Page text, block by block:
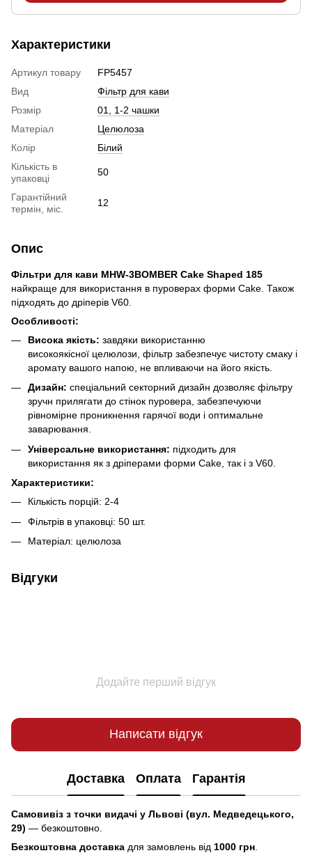
Характеристики
Артикул товару
FP5457
Вид
Фільтр для кави
Розмір
01, 1-2 чашки
Матеріал
Целюлоза
Колір
Білий
Кількість в
упаковці
50
Гарантійний
термін, міс.
12
Опис
Фільтри для кави MHW-3BOMBER Cake Shaped 185
найкраще для використання в пуроверах форми Cake. Також
підходять до дріперів V60.
Особливості:
Висока якість: завдяки використанню
високоякісної целюлози, фільтр забезпечує чистоту смаку і
аромату вашого напою, не впливаючи на його якість.
Дизайн: спеціальний секторний дизайн дозволяє фільтру
зручн прилягати до стінок пуровера, забезпечуючи
рівномірне проникнення гарячої води і оптимальне
заварювання.
Універсальне використання: підходить для
використання як з дріперами форми Cake, так і з V60.
Характеристики:
Кількість порцій: 2-4
Фільтрів в упаковці: 50 шт.
Матеріал: целюлоза
Відгуки
Додайте перший відгук
Написати відгук
Доставка Оплата Гарантія
Самовивіз з точки видачі у Львові (вул. Медведецького,
29) — безкоштовно.
Безкоштовна доставка для замовлень від 1000 грн